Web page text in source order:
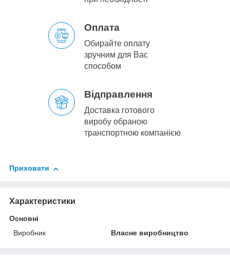
Оплата
Обирайте оплату
зручним для Вас
способом
Відправлення
Доставка готового
виробу обраною
транспортною компанією
Приховати
Характеристики
Основні
Виробник
Власне виробництво